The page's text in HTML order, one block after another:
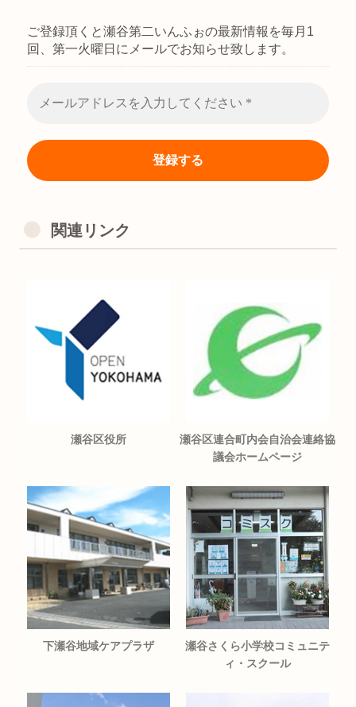
ご登録頂くと瀬谷第二いんふぉの最新情報を毎月1
回、第一火曜日にメールでお知らせ致します。
関連リンク
瀬谷区役所
瀬谷区連合町内会自治会連絡協
議会ホームページ
下瀬谷地域ケアプラザ
瀬谷さくら小学校コミュニテ
ィ・スクール